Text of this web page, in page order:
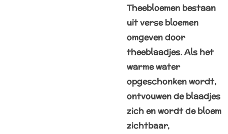
Theebloemen bestaan
uit verse bloemen
omgeven door
theeblaadjes. Als het
warme water
opgeschonken wordt,
ontvouwen de blaadjes
zich en wordt de bloem
zichtbaar,